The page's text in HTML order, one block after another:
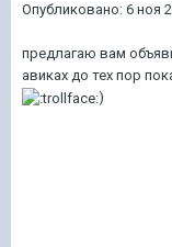
Опубликовано: 6 ноя
предлагаю вам
авиках до тех пор
)